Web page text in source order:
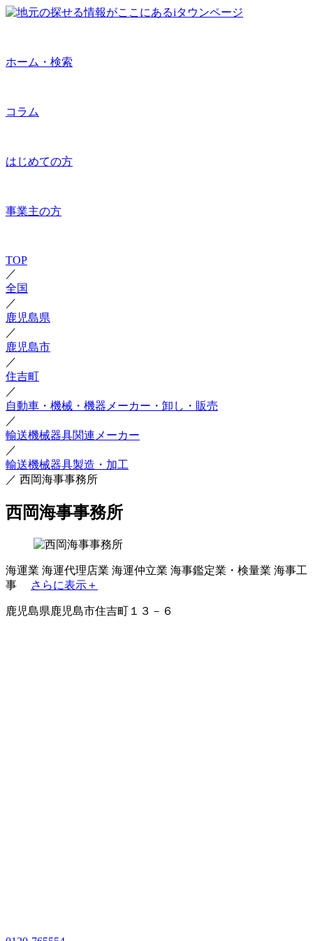
ホーム・検索
コラム
はじめての方
事業主の方
TOP
／
全国
／
鹿児島県
／
鹿児島市
／
住吉町
／
自動車・機械・機器メーカー・卸し・販売
／
輸送機械器具関連メーカー
／
輸送機械器具製造・加工
／ 西岡海事事務所
西岡海事事務所
海運業 海運代理店業 海運仲立業 海事鑑定業・検量業 海事工
事
さらに表示＋
鹿児島県鹿児島市住吉町１３－６